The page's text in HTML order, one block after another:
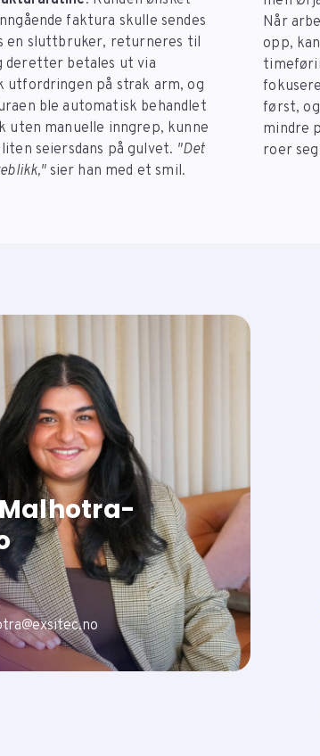
faktura skulle sendes
en sluttbruker, returneres til
deretter betales ut via
utfordringen på strak arm, og
ble automatisk behandlet
uten manuelle inngrep, kunne
seiersdans på gulvet. "Det
sier han med et smil.
Når
opp,
først,
mindre
roer